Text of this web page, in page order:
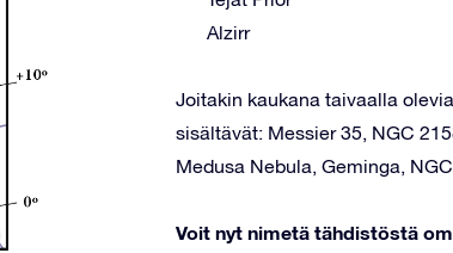
Alzirr
Joitakin kaukana taivaalla
sisältävät: Messier 35, NGC
Medusa Nebula, Geminga,
Voit nyt nimetä tähdistöstä